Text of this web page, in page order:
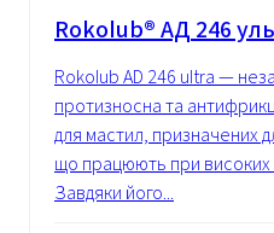
Rokolub® АД 246
Rokolub AD 246 ultra —
протизносна та
для мастил, призначених
що працюють при високих
Завдяки його...